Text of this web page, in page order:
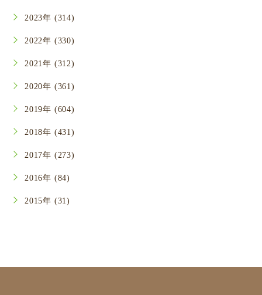
2023年 (314)
2022年 (330)
2021年 (312)
2020年 (361)
2019年 (604)
2018年 (431)
2017年 (273)
2016年 (84)
2015年 (31)